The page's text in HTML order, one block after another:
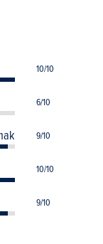
10/10
6/10
9/10
10/10
9/10